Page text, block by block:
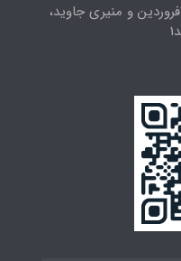
تهران، خیابان انقلاب ، بین 12فروردین و منیری جاوید،